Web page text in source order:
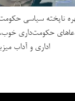
ناپخته سیاسی
حکومت‌داری خوب،
اداری و آداب